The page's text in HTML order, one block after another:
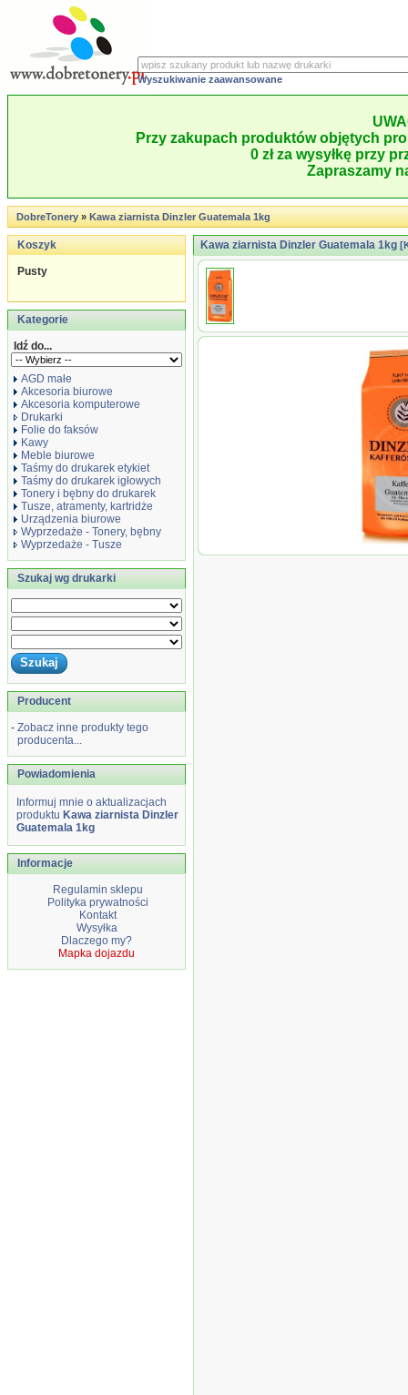
Wyszukiwanie zaawansowane
Przy zakupach produktów objętych
0 zł za wysyłkę przy
Zapraszamy
DobreTonery»Kawa ziarnista Dinzler Guatemala 1kg
Koszyk
Pusty
Kategorie
Idź do...
AGD małe
Akcesoria biurowe
Akcesoria komputerowe
Drukarki
Folie do faksów
Kawy
Meble biurowe
Taśmy do drukarek etykiet
Taśmy do drukarek igłowych
Tonery i bębny do drukarek
Tusze, atramenty, kartridże
Urządzenia biurowe
Wyprzedaże - Tonery, bębny
Wyprzedaże - Tusze
Szukaj wg drukarki
Producent
- Zobacz inne produkty tego
producenta...
Powiadomienia
Informuj mnie o aktualizacjach
produktu Kawa ziarnista Dinzler
Guatemala 1kg
Informacje
Regulamin sklepu
Polityka prywatności
Kontakt
Wysyłka
Dlaczego my?
Mapka dojazdu
Kawa ziarnista Dinzler Guatemala 1kg
Kawa